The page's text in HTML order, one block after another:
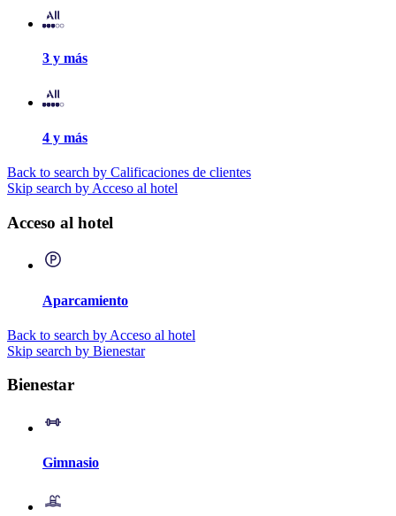
3 y más
4 y más
Back to search by Calificaciones de clientes
Skip search by Acceso al hotel
Acceso al hotel
Aparcamiento
Back to search by Acceso al hotel
Skip search by Bienestar
Bienestar
Gimnasio